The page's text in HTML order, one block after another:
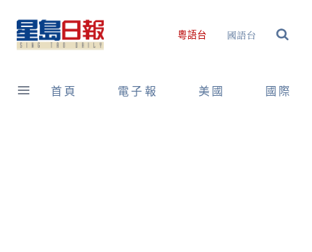
content
粵語台 國語台
首頁 電子報 美國 國際